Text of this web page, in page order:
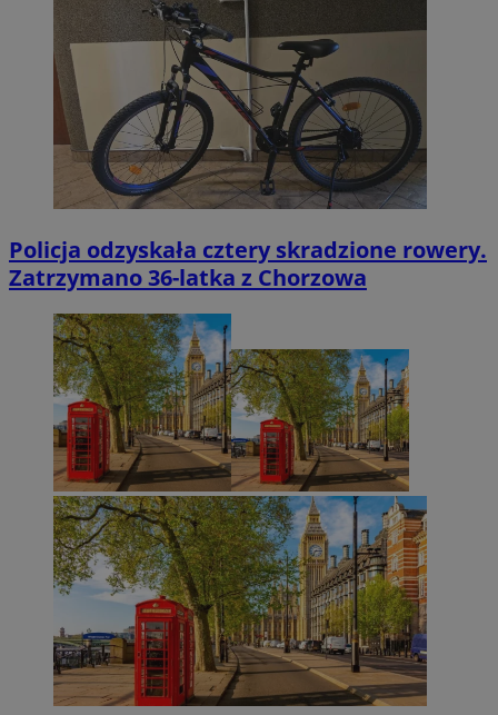
Policja odzyskała cztery skradzione rowery.
Zatrzymano 36-latka z Chorzowa